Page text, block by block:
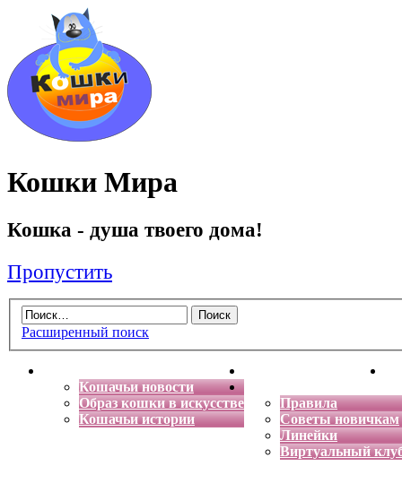
Кошки Мира
Кошка - душа твоего дома!
Пропустить
Расширенный поиск
Кошачьи новости
Образ кошки в искусстве
Кошачьи истории
Энциклопедия кошек
Правила
Советы новичкам
Линейки
Виртуальный